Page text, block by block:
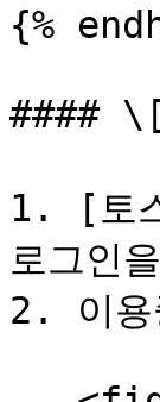
{%
#### \[
1. [토
로그인
2. 이용